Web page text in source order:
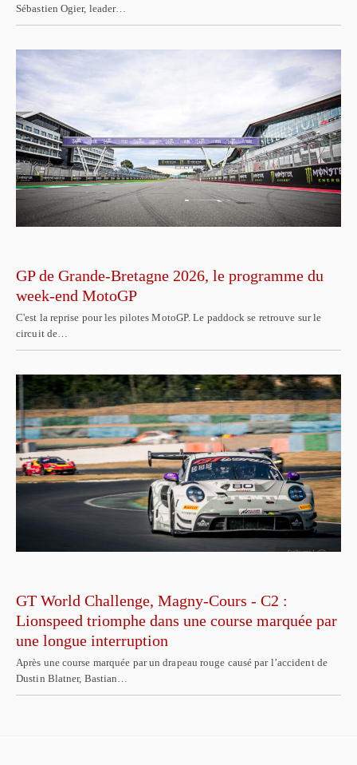
Sébastien Ogier, leader…
GP de Grande-Bretagne 2026, le programme du
week-end MotoGP
C'est la reprise pour les pilotes MotoGP. Le paddock se retrouve sur le
circuit de…
GT World Challenge, Magny-Cours - C2 :
Lionspeed triomphe dans une course marquée par
une longue interruption
Après une course marquée par un drapeau rouge causé par l’accident de
Dustin Blatner, Bastian…